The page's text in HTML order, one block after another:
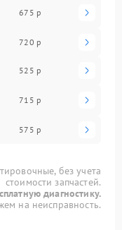
675 р
720 р
525 р
715 р
575 р
без учета
стоимости запчастей.
диагностику.
на неисправность.